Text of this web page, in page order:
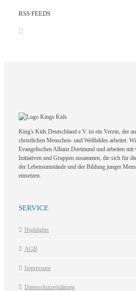
RSS FEEDS
King's Kids Deutschland e.V. ist ein Verein, der
christlichen Menschen- und Weltbildes arbeitet.
Evangelischen Allianz Dortmund und arbeiten mit
Initiativen und Gruppen zusammen, die sich für
der Lebensumstände und der Bildung junger
einsetzen.
SERVICE
Highlights
AGB
Impressum
Datenschutzerklärung